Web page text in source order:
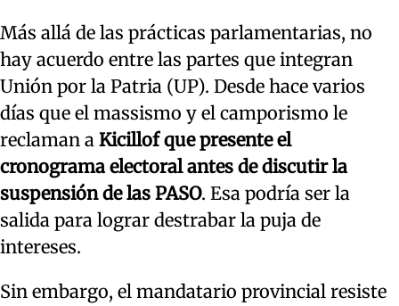
Más allá de las prácticas parlamentarias, no
hay acuerdo entre las partes que integran
Unión por la Patria (UP). Desde hace varios
días que el massismo y el camporismo le
reclaman a Kicillof que presente el
cronograma electoral antes de discutir la
suspensión de las PASO. Esa podría ser la
salida para lograr destrabar la puja de
intereses.
Sin embargo, el mandatario provincial resiste